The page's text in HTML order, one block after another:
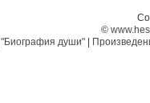
©
"Биография души"